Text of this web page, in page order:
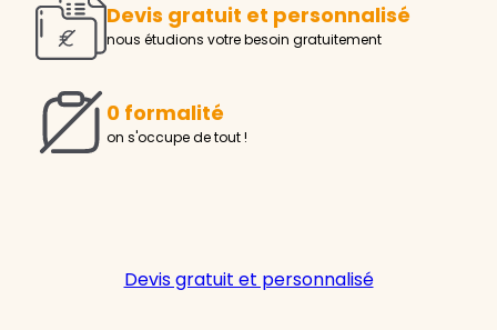
Devis gratuit et personnalisé
nous étudions votre besoin gratuitement
0 formalité
on s'occupe de tout !
Devis gratuit et personnalisé